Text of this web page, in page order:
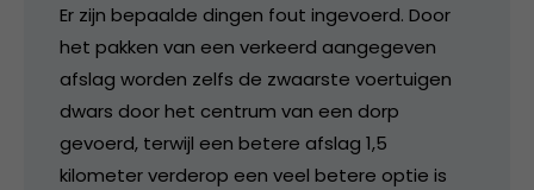
Er zijn bepaalde dingen fout ingevoerd. Door
het pakken van een verkeerd aangegeven
afslag worden zelfs de zwaarste voertuigen
dwars door het centrum van een dorp
gevoerd, terwijl een betere afslag 1,5
kilometer verderop een veel betere optie is